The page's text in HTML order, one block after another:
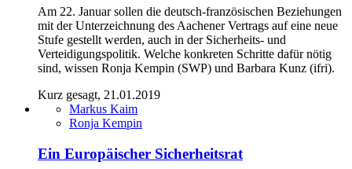
Am 22. Januar sollen die deutsch-französischen Beziehungen
mit der Unterzeichnung des Aachener Vertrags auf eine neue
Stufe gestellt werden, auch in der Sicherheits- und
Verteidigungspolitik. Welche konkreten Schritte dafür nötig
sind, wissen Ronja Kempin (SWP) und Barbara Kunz (ifri).
Kurz gesagt, 21.01.2019
Markus Kaim
Ronja Kempin
Ein Europäischer Sicherheitsrat